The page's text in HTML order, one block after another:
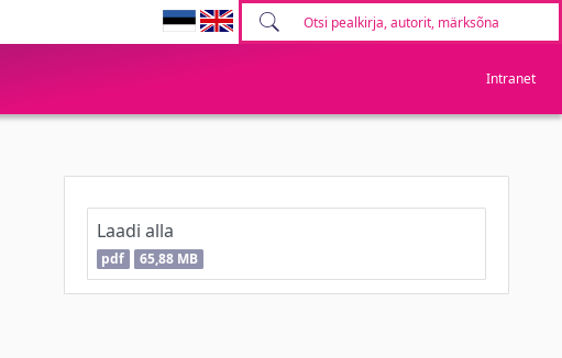
Intranet
Laadi alla
pdf 65,88 MB